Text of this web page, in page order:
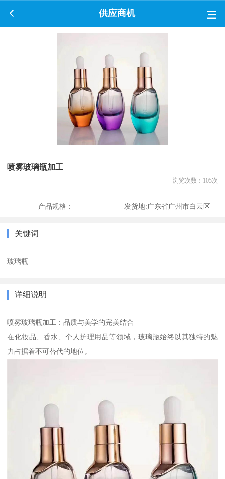
供应商机
喷雾玻璃瓶加工
浏览次数： 105次
产品规格： 发货地:广东省广州市白云区
关键词
玻璃瓶
详细说明
喷雾玻璃瓶加工：品质与美学的完美结合
在化妆品、香水、个人护理用品等领域，玻璃瓶始终以其独特的魅
力占据着不可替代的地位。